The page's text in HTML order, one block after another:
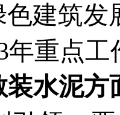
建筑发
年重点工
装水泥方